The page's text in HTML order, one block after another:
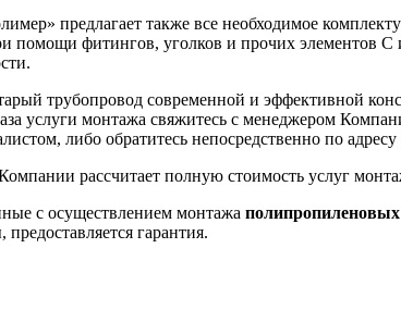
предлагает также все необходимое
помощи фитингов, уголков и прочих элементов
трубопровод современной и эффективной
услуги монтажа свяжитесь с менеджером
либо обратитесь непосредственно по
рассчитает полную стоимость услуг
с осуществлением монтажа
гарантия.